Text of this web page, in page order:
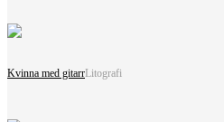
Kvinna med gitarrLitografi